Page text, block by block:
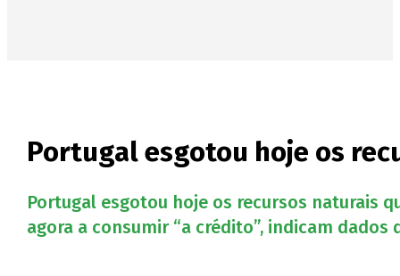
Portugal esgotou hoje os
Portugal esgotou hoje os recursos naturais
agora a consumir “a crédito”, indicam